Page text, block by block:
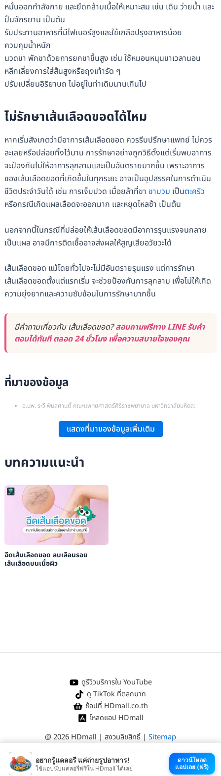
หมั่นออกกำลังกาย และยืดกล้ามเนื้อให้เหมาะสม เช่น เดิน ว่ายน้ำ และ
ปั่นจักรยาน เป็นต้น
รับประทานอาหารที่มีไฟเบอร์สูงและใช้เกลือปรุงอาหารน้อย
ควบคุมน้ำหนัก
นวดขา พักขาด้วยการยกขาขึ้นสูง เช่น ใช้หมอนหนุนขาเวลานอน
หลีกเลี่ยงการใส่ส้นสูงหรือถุงเท้ารัด ๆ
ปรับเปลี่ยนอิริยาบถ ไม่อยู่ในท่าเดิมนานเกินไป
ไม่รักษาเส้นเลือดขอดได้ไหม
หากเริ่มสังเกตว่ามีอาการเส้นเลือดขอด ควรรีบปรึกษาแพทย์ ไม่ควร
ละเลยหรือปล่อยทิ้งไว้นาน การรักษาอย่างถูกวิธีตั้งแต่เริ่มพบอาการ
จะป้องกันไม่ให้อาการลุกลามและเป็นอันตรายมากขึ้น เพราะอาการ
ของเส้นเลือดขอดที่เกิดขึ้นในทุกระยะ อาจเป็นอุปสรรคในการดำเนิน
ชีวิตประจำวันได้ เช่น การเจ็บปวด เมื่อยล้าที่ขา ขาบวม เป็นตะคริว
หรือกรณีเกิดแผลเลือดจะออกมาก และหยุดไหลช้า เป็นต้น
นอกจากนี้ในกรณีที่ปล่อยให้เส้นเลือดขอดมีอาการรุนแรงจนกลาย
เป็นแผล อาจมีการติดเชื้ออาจส่งผลให้สูญเสียอวัยวะได้
เส้นเลือดขอด แม้โดยทั่วไปจะไม่มีอันตรายรุนแรง แต่การรักษา
เส้นเลือดขอดตั้งแต่แรกเริ่ม จะช่วยป้องกันการลุกลาม เพื่อไม่ให้เกิด
ความยุ่งยากและความซับซ้อนในการรักษามากขึ้น
มีคำถามเกี่ยวกับ เส้นเลือดขอด?สอบถามฟรีทาง LINE รับคำ
ตอบได้ทันที ตลอด 24 ชั่วโมง เพื่อความสบายใจของคุณ
ที่มาของข้อมูล
อ.นพ. ระวี พิมลศานติ์ คณะแพทยศาสตร์ศิริราชพยาบาล มหาวิทยาลัยมหิดล:
คณะแพทย์แผนโบราณ มหาวิทยาลัยสงขลานครินท์:“เล่าเรื่องเส้นเลือดขอด”
“Aethoxysklerol (Polidocanol) กับการรักษาเส้นเลือดขอด”
แสดงที่มาของข้อมูลเพิ่มเติม
บทความแนะนำ
ฉีดเส้นเลือดขอด ลบเลือนรอย
เส้นเลือดบนเนื้อผิว
ดูรีวิวบริการใน YouTube
ดู TikTok ที่ตลกมาก
ช้อปที่ HDmall.co.th
โหลดแอป HDmall
@ 2026 HDmall | สงวนลิขสิทธิ์ | Sitemap
หาคลินิกใกล้บ้าน ตรวจสุขภาพทั่วไป
อยากรู้แคลอรี แค่ถ่ายรูปอาหาร!
ใช้แอปนับแคลอรีฟรีใน HDmall ได้เลย
ดาวน์โหลด
แอปเลย (ฟรี)